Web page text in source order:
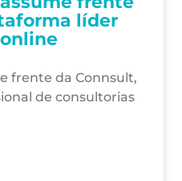
líder
frente da Connsult,
de consultorias